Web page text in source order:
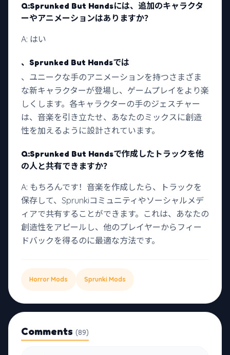
Q:Sprunked But Handsには、追加のキャラクタ
ーやアニメーションはありますか？
A: はい
、Sprunked But Handsでは
、ユニークな手のアニメーションを持つさまざま
な新キャラクターが登場し、ゲームプレイをより楽
しくします。各キャラクターの手のジェスチャー
は、音楽を引き立たせ、あなたのミックスに創造
性を加えるように設計されています。
Q:Sprunked But Handsで作成したトラックを他
の人と共有できますか？
A: もちろんです！音楽を作成したら、トラックを
保存して、Sprunkiコミュニティやソーシャルメデ
ィアで共有することができます。これは、あなたの
創造性をアピールし、他のプレイヤーからフィー
ドバックを得るのに最適な方法です。
Horror Mods Sprunki Mods
Comments (89)